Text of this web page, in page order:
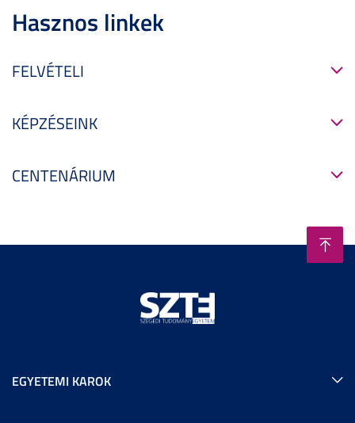
Hasznos linkek
FELVÉTELI
KÉPZÉSEINK
CENTENÁRIUM
EGYETEMI KAROK